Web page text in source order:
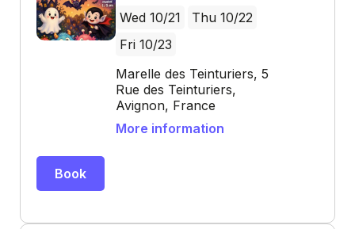
Wed 10/21
Thu 10/22
Fri 10/23
Marelle des Teinturiers, 5
Rue des Teinturiers,
Avignon, France
More information
Book